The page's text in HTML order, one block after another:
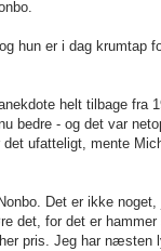
hun er i dag krumtap
helt tilbage fra
bedre - og det var
det ufatteligt, mente
Det er ikke
det, for det er
pris. Jeg har næsten